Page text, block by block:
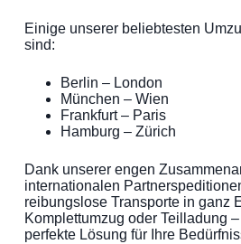
Einige unserer beliebtesten
sind:
Berlin – London
München – Wien
Frankfurt – Paris
Hamburg – Zürich
Dank unserer engen
internationalen
reibungslose Transporte in ganz
Komplettumzug oder Teilladung
perfekte Lösung für Ihre